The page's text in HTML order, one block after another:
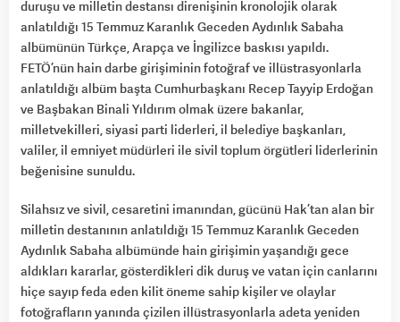
duruşu ve milletin destansı direnişinin kronolojik olarak
anlatıldığı 15 Temmuz Karanlık Geceden Aydınlık Sabaha
albümünün Türkçe, Arapça ve İngilizce baskısı yapıldı.
FETÖ’nün hain darbe girişiminin fotoğraf ve illüstrasyonlarla
anlatıldığı albüm başta Cumhurbaşkanı Recep Tayyip Erdoğan
ve Başbakan Binali Yıldırım olmak üzere bakanlar,
milletvekilleri, siyasi parti liderleri, il belediye başkanları,
valiler, il emniyet müdürleri ile sivil toplum örgütleri liderlerinin
beğenisine sunuldu.
Silahsız ve sivil, cesaretini imanından, gücünü Hak’tan alan bir
milletin destanının anlatıldığı 15 Temmuz Karanlık Geceden
Aydınlık Sabaha albümünde hain girişimin yaşandığı gece
aldıkları kararlar, gösterdikleri dik duruş ve vatan için canlarını
hiçe sayıp feda eden kilit öneme sahip kişiler ve olaylar
fotoğrafların yanında çizilen illüstrasyonlarla adeta yeniden